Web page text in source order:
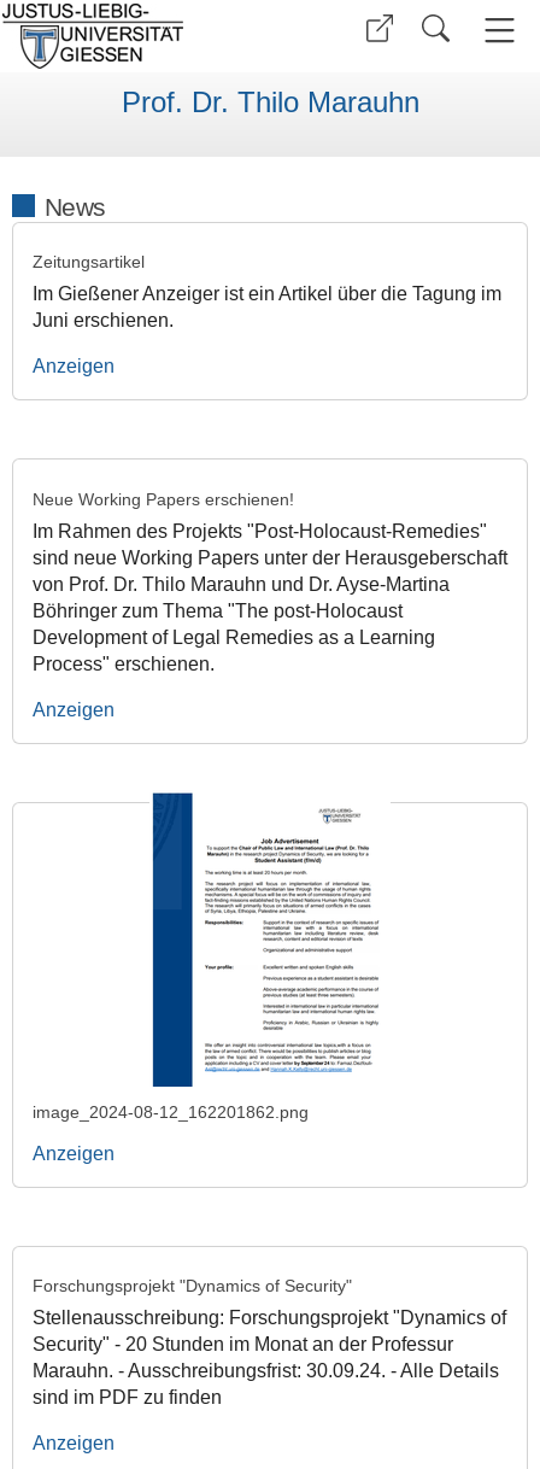
Prof. Dr. Thilo Marauhn
News
Zeitungsartikel
Im Gießener Anzeiger ist ein Artikel über die Tagung im
Juni erschienen.
Anzeigen
Neue Working Papers erschienen!
Im Rahmen des Projekts "Post-Holocaust-Remedies"
sind neue Working Papers unter der Herausgeberschaft
von Prof. Dr. Thilo Marauhn und Dr. Ayse-Martina
Böhringer zum Thema "The post-Holocaust
Development of Legal Remedies as a Learning
Process" erschienen.
Anzeigen
image_2024-08-12_162201862.png
Anzeigen
Forschungsprojekt "Dynamics of Security"
Stellenausschreibung: Forschungsprojekt "Dynamics of
Security" - 20 Stunden im Monat an der Professur
Marauhn. - Ausschreibungsfrist: 30.09.24. - Alle Details
sind im PDF zu finden
Anzeigen